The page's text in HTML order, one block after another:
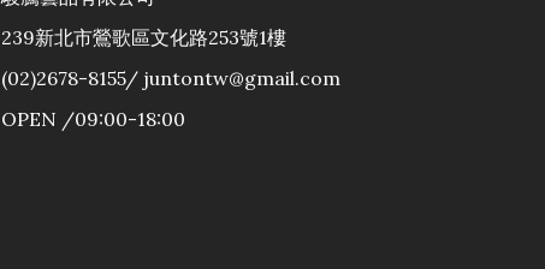
239新北市鶯歌區文化路253號1樓
(02)2678-8155/ juntontw@gmail.com
OPEN /09:00-18:00